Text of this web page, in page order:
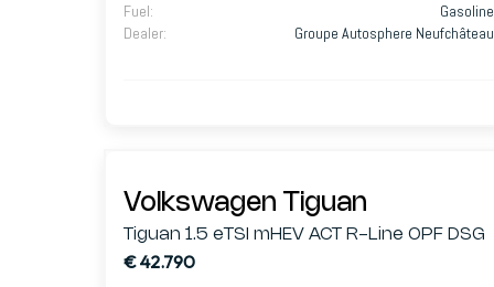
Fuel:
Gasoline
Dealer: Groupe Autosphere Neufchâteau
Volkswagen Tiguan
Tiguan 1.5 eTSI mHEV ACT R-Line OPF DSG
€ 42.790